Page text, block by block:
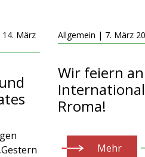
März
Allgemein | 7. März
Wir feiern
Rroma!
Mehr